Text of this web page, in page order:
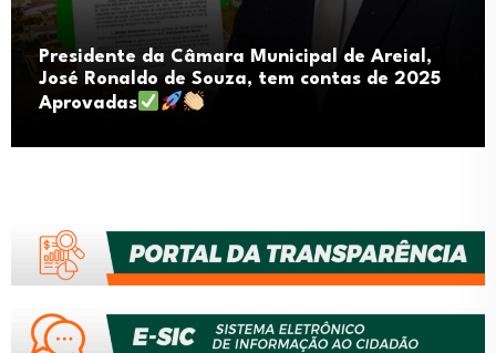
Presidente da Câmara Municipal de Areial,
José Ronaldo de Souza, tem contas de 2025
Aprovadas